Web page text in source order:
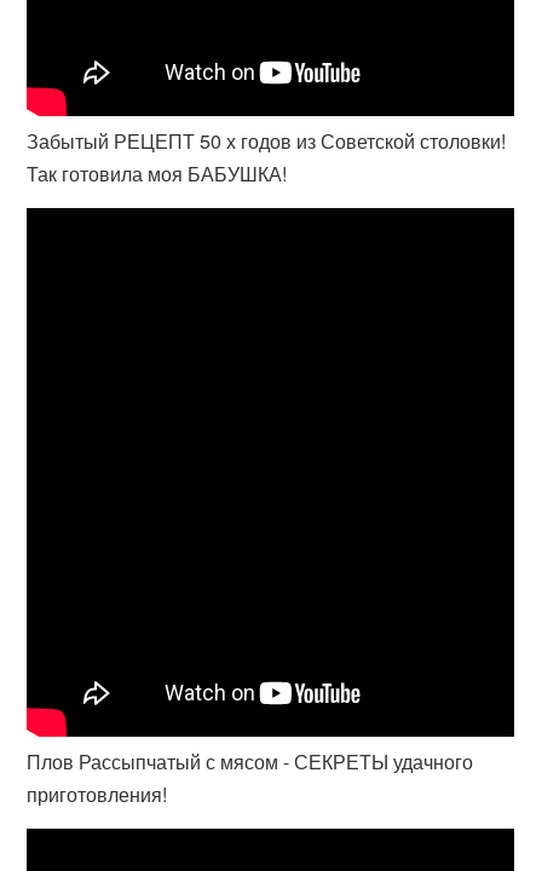
Забытый РЕЦЕПТ 50 х годов из Советской столовки!
Так готовила моя БАБУШКА!
Плов Рассыпчатый с мясом - СЕКРЕТЫ удачного
приготовления!